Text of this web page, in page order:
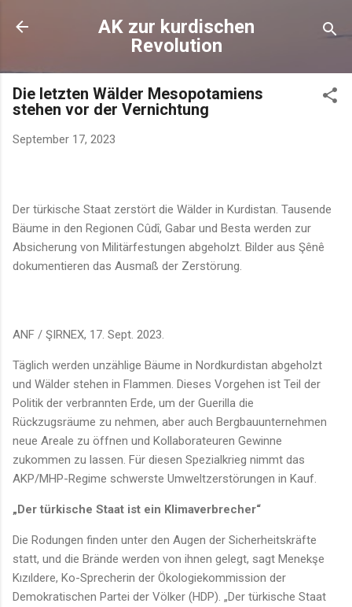
Direkt zum Hauptbereich
AK zur kurdischen
Revolution
Die letzten Wälder Mesopotamiens
stehen vor der Vernichtung
September 17, 2023
Der türkische Staat zerstört die Wälder in Kurdistan. Tausende
Bäume in den Regionen Cûdî, Gabar und Besta werden zur
Absicherung von Militärfestungen abgeholzt. Bilder aus Şênê
dokumentieren das Ausmaß der Zerstörung.
ANF / ŞIRNEX, 17. Sept. 2023.
Täglich werden unzählige Bäume in Nordkurdistan abgeholzt
und Wälder stehen in Flammen. Dieses Vorgehen ist Teil der
Politik der verbrannten Erde, um der Guerilla die
Rückzugsräume zu nehmen, aber auch Bergbauunternehmen
neue Areale zu öffnen und Kollaborateuren Gewinne
zukommen zu lassen. Für diesen Spezialkrieg nimmt das
AKP/MHP-Regime schwerste Umweltzerstörungen in Kauf.
„Der türkische Staat ist ein Klimaverbrecher“
Die Rodungen finden unter den Augen der Sicherheitskräfte
statt, und die Brände werden von ihnen gelegt, sagt Menekşe
Kızıldere, Ko-Sprecherin der Ökologiekommission der
Demokratischen Partei der Völker (HDP). „Der türkische Staat